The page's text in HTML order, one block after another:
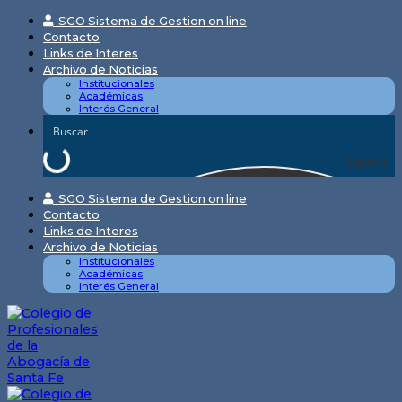
Skip
content
SGO Sistema de Gestion on line
Contacto
Links de Interes
Archivo de Noticias
Institucionales
Académicas
Interés General
Search
SGO Sistema de Gestion on line
Contacto
Links de Interes
Archivo de Noticias
Institucionales
Académicas
Interés General